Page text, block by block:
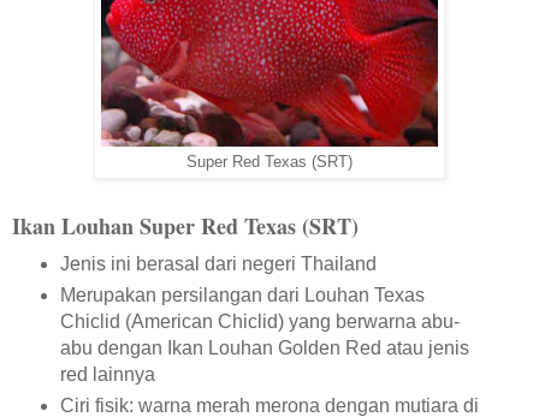
Super Red Texas (SRT)
Ikan Louhan Super Red Texas (SRT)
Jenis ini berasal dari negeri Thailand
Merupakan persilangan dari Louhan Texas
Chiclid (American Chiclid) yang berwarna abu-
abu dengan Ikan Louhan Golden Red atau jenis
red lainnya
Ciri fisik: warna merah merona dengan mutiara di